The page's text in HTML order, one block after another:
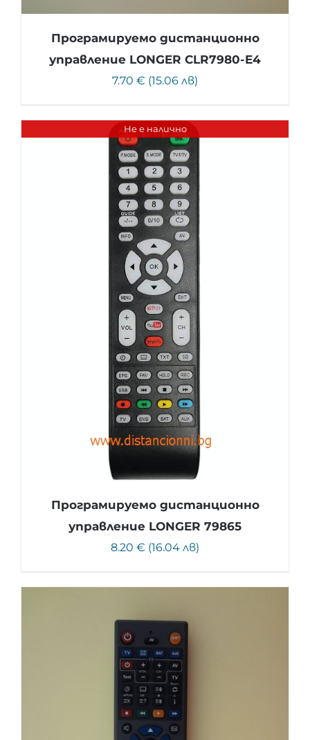
Програмируемо дистанционно
управление LONGER CLR7980-E4
7.70 € (15.06 лв)
Не е налично
Програмируемо дистанционно
управление LONGER 79865
8.20 € (16.04 лв)